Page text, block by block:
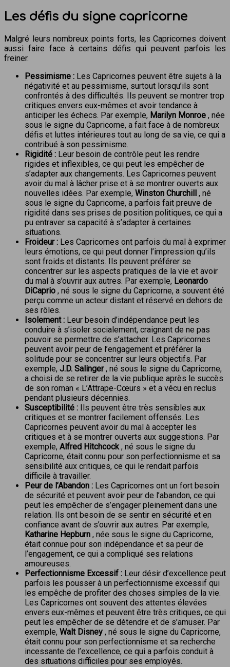
Les défis du signe capricorne
Malgré leurs nombreux points forts, les Capricornes doivent
aussi faire face à certains défis qui peuvent parfois les
freiner.
Pessimisme : Les Capricornes peuvent être sujets à la
négativité et au pessimisme, surtout lorsqu’ils sont
confrontés à des difficultés. Ils peuvent se montrer trop
critiques envers eux-mêmes et avoir tendance à
anticiper les échecs. Par exemple, Marilyn Monroe , née
sous le signe du Capricorne, a fait face à de nombreux
défis et luttes intérieures tout au long de sa vie, ce qui a
contribué à son pessimisme.
Rigidité : Leur besoin de contrôle peut les rendre
rigides et inflexibles, ce qui peut les empêcher de
s’adapter aux changements. Les Capricornes peuvent
avoir du mal à lâcher prise et à se montrer ouverts aux
nouvelles idées. Par exemple, Winston Churchill , né
sous le signe du Capricorne, a parfois fait preuve de
rigidité dans ses prises de position politiques, ce qui a
pu entraver sa capacité à s’adapter à certaines
situations.
Froideur : Les Capricornes ont parfois du mal à exprimer
leurs émotions, ce qui peut donner l’impression qu’ils
sont froids et distants. Ils peuvent préférer se
concentrer sur les aspects pratiques de la vie et avoir
du mal à s’ouvrir aux autres. Par exemple, Leonardo
DiCaprio , né sous le signe du Capricorne, a souvent été
perçu comme un acteur distant et réservé en dehors de
ses rôles.
Isolement : Leur besoin d’indépendance peut les
conduire à s’isoler socialement, craignant de ne pas
pouvoir se permettre de s’attacher. Les Capricornes
peuvent avoir peur de l’engagement et préférer la
solitude pour se concentrer sur leurs objectifs. Par
exemple, J.D. Salinger, né sous le signe du Capricorne,
a choisi de se retirer de la vie publique après le succès
de son roman « L’Attrape-Cœurs » et a vécu en reclus
pendant plusieurs décennies.
Susceptibilité : Ils peuvent être très sensibles aux
critiques et se montrer facilement offensés. Les
Capricornes peuvent avoir du mal à accepter les
critiques et à se montrer ouverts aux suggestions. Par
exemple, Alfred Hitchcock, né sous le signe du
Capricorne, était connu pour son perfectionnisme et sa
sensibilité aux critiques, ce qui le rendait parfois
difficile à travailler.
Peur de l’Abandon : Les Capricornes ont un fort besoin
de sécurité et peuvent avoir peur de l’abandon, ce qui
peut les empêcher de s’engager pleinement dans une
relation. Ils ont besoin de se sentir en sécurité et en
confiance avant de s’ouvrir aux autres. Par exemple,
Katharine Hepburn , née sous le signe du Capricorne,
était connue pour son indépendance et sa peur de
l’engagement, ce qui a compliqué ses relations
amoureuses.
Perfectionnisme Excessif : Leur désir d’excellence peut
parfois les pousser à un perfectionnisme excessif qui
les empêche de profiter des choses simples de la vie.
Les Capricornes ont souvent des attentes élevées
envers eux-mêmes et peuvent être très critiques, ce qui
peut les empêcher de se détendre et de s’amuser. Par
exemple, Walt Disney , né sous le signe du Capricorne,
était connu pour son perfectionnisme et sa recherche
incessante de l’excellence, ce qui a parfois conduit à
des situations difficiles pour ses employés.